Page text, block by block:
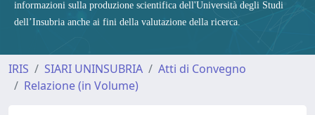
informazioni sulla produzione scientifica dell'Università degli Studi
dell’Insubria anche ai fini della valutazione della ricerca.
IRIS SIARI UNINSUBRIA
Atti di Convegno
Relazione (in Volume)